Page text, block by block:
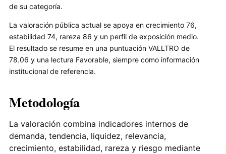
de su categoría.
La valoración pública actual se apoya en crecimiento 76,
estabilidad 74, rareza 86 y un perfil de exposición medio.
El resultado se resume en una puntuación VALLTRO de
78.06 y una lectura Favorable, siempre como información
institucional de referencia.
Metodología
La valoración combina indicadores internos de
demanda, tendencia, liquidez, relevancia,
crecimiento, estabilidad, rareza y riesgo mediante